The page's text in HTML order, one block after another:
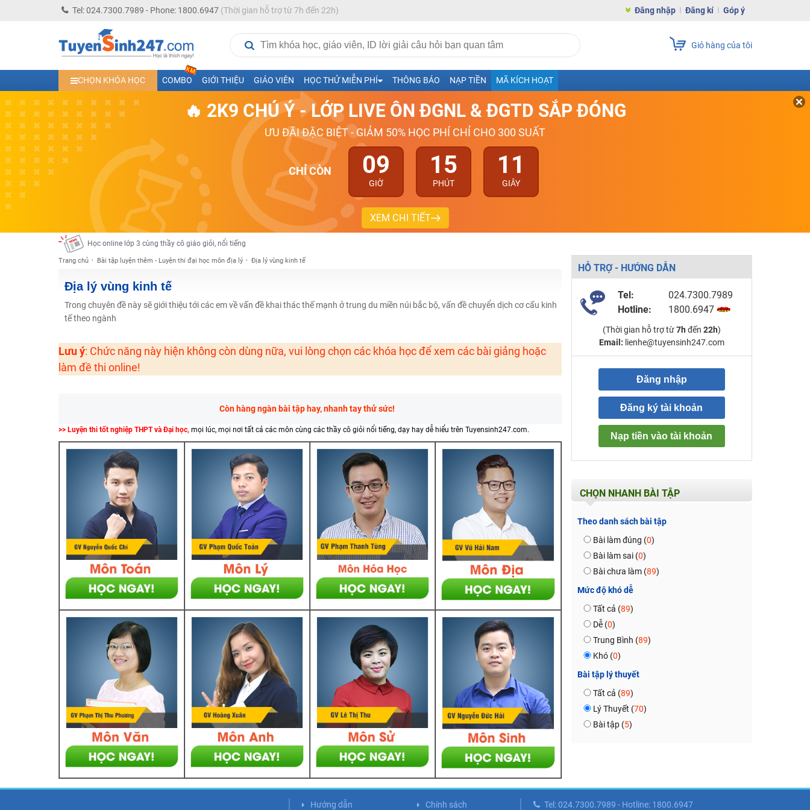
Tel: 024.7300.7989 - Phone: 1800.6947(Thời gian hỗ trợ từ 7h đến 22h) Đăng nhập Đăng kí Góp ý
Giỏ hàng của tôi
CHỌN KHÓA HỌC COMBO GIỚI THIỆU GIÁO VIÊN HỌC THỬ MIỄN PHÍ THÔNG BÁO NẠP TIỀN MÃ KÍCH HOẠT
🔥 2K9 CHÚ Ý - LỚP LIVE ÔN ĐGNL & ĐGTD SẮP ĐÓNG
ƯU ĐÃI ĐẶC BIỆT - GIẢM 50% HỌC PHÍ CHỈ CHO 300 SUẤT
CHỈ CÒN 09
GIỜ
15
PHÚT
10
GIÂY
XEM CHI TIẾT
Học trực tuyến lớp 10 các môn Toán - Lý - Hóa - Văn - Anh- Sinh-Sử-Địa cùng Thầy Cô giỏi, nổi tiếng
Học online trực tuyến cấp Tiểu học và THCS năm học 2026-2027
Học online lớp 5 cùng thầy cô giáo giỏi, nổi tiếng
Học online lớp 7 cùng thầy cô giáo giỏi
Học online lớp 6 cùng thầy cô giỏi, nổi tiếng
Học online lớp 8 cùng thầy cô giáo giỏi
2K13! Bứt Phá Lớp 5 Năm Học 2023 - 2024
Học online lớp 4 cùng thầy cô giáo giỏi, nổi tiếng
Học online lớp 3 cùng thầy cô giáo giỏi, nổi tiếng
Học online lớp 2 với thầy cô giáo giỏi, nổi tiếng
2K6! Lộ Trình Sun 2024 - Ba bước luyện thi TN THPT - ĐH ít nhất 25 điểm
Hot! Lễ hội đồng giá 449K - 499K toàn bộ khoá học tại Tuyensinh247 (Từ 16-18/07/2025)
Khuyến Mãi Khoá Học 1K Chỉ Từ 11-13/09/2024
Khai giảng các khóa lớp 9 Toán - Lý - Hóa - Văn - Anh năm 2018
Khai giảng khóa Ngữ văn 7 - xây nền vững chắc cho tương lai!
Trang chủ Bài tập luyện thêm - Luyện thi đại học môn địa lý Địa lý vùng kinh tế
Địa lý vùng kinh tế
Trong chuyên đề này sẽ giới thiệu tới các em về vấn đề khai thác thế mạnh ở trung du miền núi bắc bộ, vấn đề chuyển dịch cơ cấu kinh
tế theo ngành
Lưu ý: Chức năng này hiện không còn dùng nữa, vui lòng chọn các khóa học để xem các bài giảng hoặc
làm đề thi online!
Còn hàng ngàn bài tập hay, nhanh tay thử sức!
>> Luyện thi tốt nghiệp THPT và Đại học, mọi lúc, mọi nơi tất cả các môn cùng các thầy cô giỏi nổi tiếng, dạy hay dễ hiểu trên Tuyensinh247.com.
HỖ TRỢ - HƯỚNG DẪN
Tel:
024.7300.7989
Hotline:
1800.6947
(Thời gian hỗ trợ từ7h đến 22h)
Email: lienhe@tuyensinh247.com
Đăng nhập
Đăng ký tài khoản
Nạp tiền vào tài khoản
CHỌN NHANH BÀI TẬP
Theo danh sách bài tập
Bài làm đúng (0)
Bài làm sai (0)
Bài chưa làm (89)
Mức độ khó dễ
Tất cả (89)
Dễ (0)
Trung Bình (89)
Khó (0)
Bài tập lý thuyết
Tất cả (89)
Lý Thuyết (70)
Bài tập (5)
Hướng dẫn Chính sách Tel: 024.7300.7989 - Hotline: 1800.6947